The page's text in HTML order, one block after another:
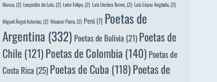
Murua,(2) Leopoldo de Luis,(2) León Felipe,(2) Luis Llorèns Torres,(2) Luis López Anglada,(2)
Miguel Ángel Asturias,(2) Nicanor Parra,(2) Perú (7) Poetas de
Argentina(332) Poetas de Bolivia (21) Poetas de
Chile(121)Poetas de Colombia(140) Poetas de
Costa Rica(25)Poetas de Cuba (118)Poetas de